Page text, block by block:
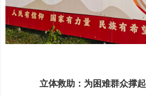
立体救助：为困难群众撑